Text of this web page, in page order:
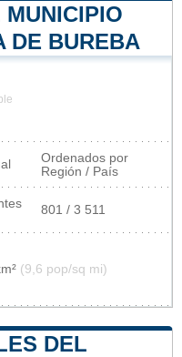
DE BUREBA
Ordenados por
Región / País
801 / 3 511
(9,6 pop/sq mi)
DEL